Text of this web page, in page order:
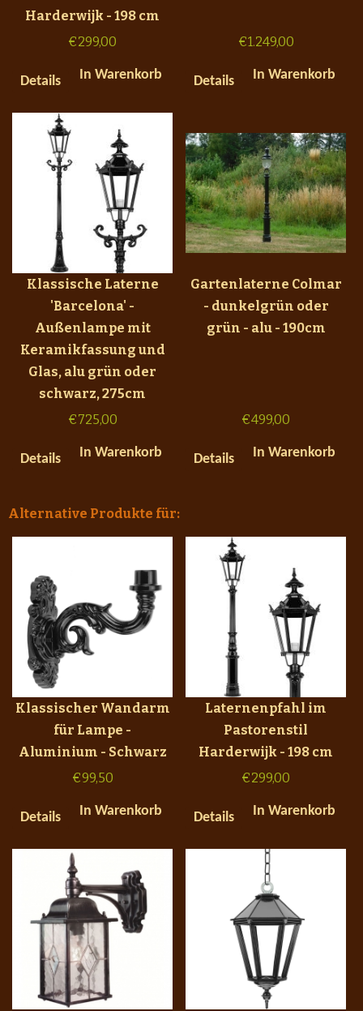
Harderwijk - 198 cm
€299,00
Details In Warenkorb
€1.249,00
Details In Warenkorb
Klassische Laterne
'Barcelona' -
Außenlampe mit
Keramikfassung und
Glas, alu grün oder
schwarz, 275cm
€725,00
Details In Warenkorb
Gartenlaterne Colmar
- dunkelgrün oder
grün - alu - 190cm
€499,00
Details In Warenkorb
Alternative Produkte für:
Klassischer Wandarm
für Lampe -
Aluminium - Schwarz
€99,50
Details In Warenkorb
Laternenpfahl im
Pastorenstil
Harderwijk - 198 cm
€299,00
Details In Warenkorb